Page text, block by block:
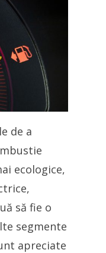
de a
ecologice,
să fie o
segmente
apreciate